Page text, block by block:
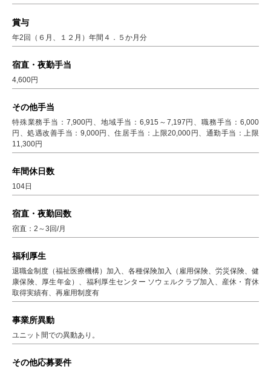
賞与
年2回（６月、１２月）年間４．５か月分
宿直・夜勤手当
4,600円
その他手当
特殊業務手当：7,900円、地域手当：6,915～7,197円、職務手当：6,000
円、処遇改善手当：9,000円、住居手当：上限20,000円、通勤手当：上限
11,300円
年間休日数
104日
宿直・夜勤回数
宿直：2～3回/月
福利厚生
退職金制度（福祉医療機構）加入、各種保険加入（雇用保険、労災保険、健
康保険、厚生年金）、福利厚生センター ソウェルクラブ加入、産休・育休
取得実績有、再雇用制度有
事業所異動
ユニット間での異動あり。
その他応募要件